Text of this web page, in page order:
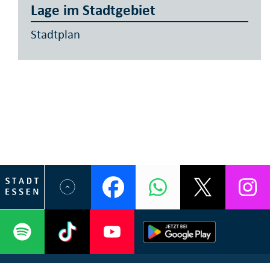
Lage im Stadtgebiet
Stadtplan